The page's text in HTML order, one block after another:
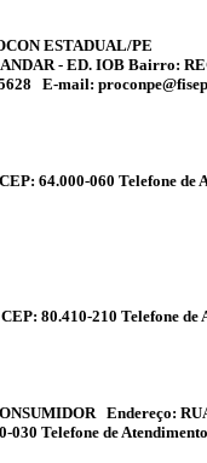
ESTADUAL/PE
ANDAR - ED. IOB Bairro:
E-mail:
64.000-060 Telefone
80.410-210 Telefone
Endereço:
Telefone de